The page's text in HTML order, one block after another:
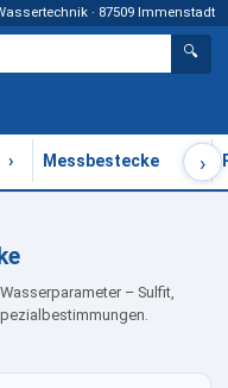
· 87509 Immenstadt
🔍
› Messbestecke ›
– Sulfit,